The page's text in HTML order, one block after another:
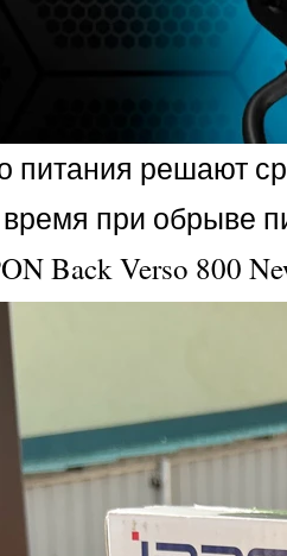
питания решают
при обрыве
Back Verso 800